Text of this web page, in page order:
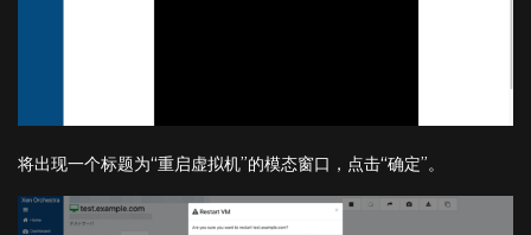
将出现一个标题为“重启虚拟机”的模态窗口，点击“确定”。